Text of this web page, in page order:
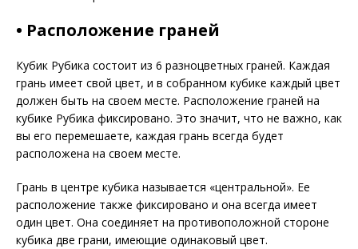
• Расположение граней
Кубик Рубика состоит из 6 разноцветных граней. Каждая
грань имеет свой цвет, и в собранном кубике каждый цвет
должен быть на своем месте. Расположение граней на
кубике Рубика фиксировано. Это значит, что не важно, как
вы его перемешаете, каждая грань всегда будет
расположена на своем месте.
Грань в центре кубика называется «центральной». Ее
расположение также фиксировано и она всегда имеет
один цвет. Она соединяет на противоположной стороне
кубика две грани, имеющие одинаковый цвет.